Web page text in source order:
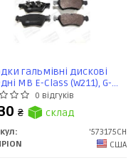
гальмівні дискові
MB E-Class (W211), G-
GL-Class (X164)
CHAMPION
0 відгуків
₴ склад
'573175CH
США